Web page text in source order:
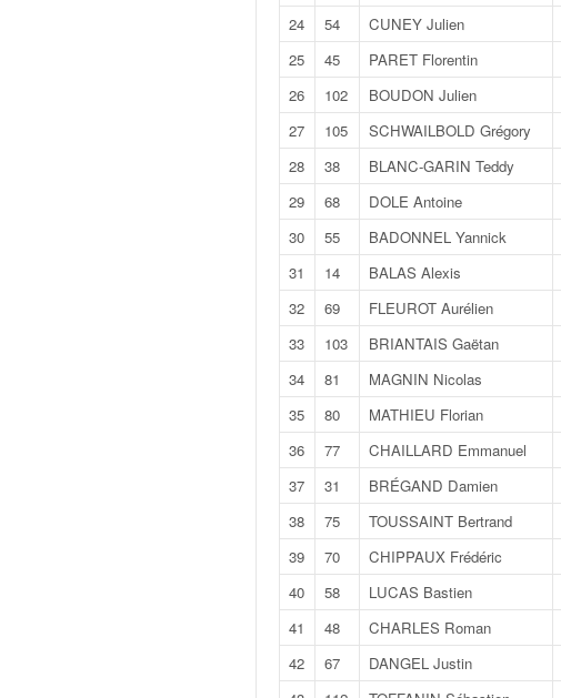
24
54 CUNEY Julien
25
45 PARET Florentin
26
102 BOUDON Julien
27
105 SCHWAILBOLD Grégory
28
38 BLANC-GARIN Teddy
29
68 DOLE Antoine
30
55 BADONNEL Yannick
31
14 BALAS Alexis
32
69 FLEUROT Aurélien
33
103 BRIANTAIS Gaëtan
34
81 MAGNIN Nicolas
35
80 MATHIEU Florian
36
77 CHAILLARD Emmanuel
37
31 BRÉGAND Damien
38
75 TOUSSAINT Bertrand
39
70 CHIPPAUX Frédéric
40
58 LUCAS Bastien
41
48 CHARLES Roman
42
67 DANGEL Justin